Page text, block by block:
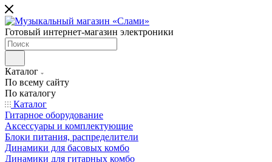
Готовый интернет-магазин электроники
Каталог
По всему сайту
По каталогу
Каталог
Гитарное оборудование
Аксессуары и комплектующие
Блоки питания, распределители
Динамики для басовых комбо
Динамики для гитарных комбо